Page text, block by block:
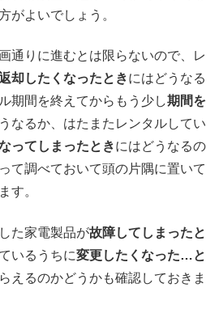
がよいでしょう。
通りに進むとは限らないので、レ
却したくなったときにはどうなる
期間を終えてからもう少し期間を
なるか、はたまたレンタルしてい
ってしまったときにはどうなるの
て調べておいて頭の片隅に置いて
す。
た家電製品が故障してしまったと
いるうちに変更したくなった…と
えるのかどうかも確認しておきま